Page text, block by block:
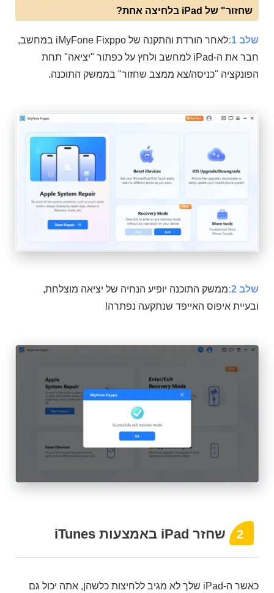
שחזור" של iPad בלחיצה אחת?
שלב 1:
לאחר הורדת והתקנה של iMyFone Fixppo במחשב,
חבר את ה-iPad למחשב ולחץ על כפתור "יציאה" תחת
הפונקציה "כניסה/צא ממצב שחזור" בממשק התוכנה.
שלב 2:
ממשק התוכנה יופיע הנחיה של יציאה מוצלחת,
ובעיית איפוס האייפד שנתקעה נפתרה!
2 שחזר iPad באמצעות iTunes
כאשר ה-iPad שלך לא מגיב ללחיצות כלשהן, אתה יכול גם